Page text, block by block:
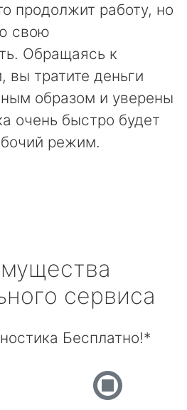
продолжит работу, но
свою
Обращаясь к
вы тратите деньги
образом и уверены
очень быстро будет
режим.
сервиса
Бесплатно!*